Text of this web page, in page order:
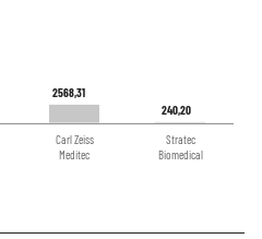
2568,31
2568,31
240,20
240,20
Carl Zeiss
Meditec
Stratec
Biomedical